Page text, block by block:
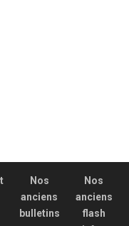
Nos
anciens
bulletins
Nos
anciens
flash